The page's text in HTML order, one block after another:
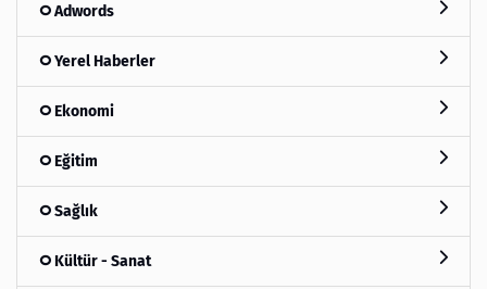
Adwords
Yerel Haberler
Ekonomi
Eğitim
Sağlık
Kültür - Sanat